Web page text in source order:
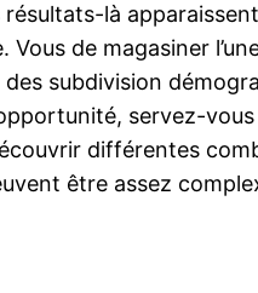
là
de magasiner
subdivision
servez-
différentes
être assez